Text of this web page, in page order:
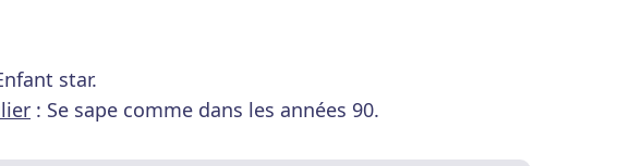
star.
: Se sape comme dans les années 90.